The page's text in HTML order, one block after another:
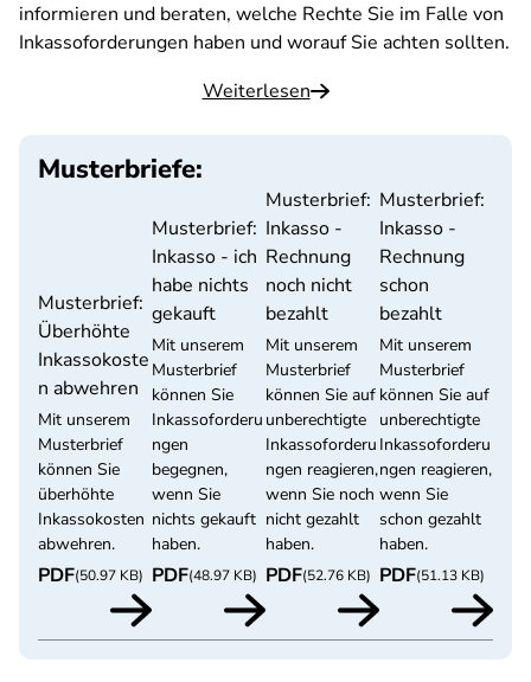
informieren und beraten, welche Rechte Sie im Falle von
Inkassoforderungen haben und worauf Sie achten sollten.
Weiterlesen
Musterbriefe:
Musterbrief:
Überhöhte
Inkassokoste
n abwehren
Mit unserem
Musterbrief
können Sie
überhöhte
Inkassokosten
abwehren.
PDF(50.97 KB)
Musterbrief:
Inkasso - ich
habe nichts
gekauft
Mit unserem
Musterbrief
können Sie
Inkassoforderu
ngen
begegnen,
wenn Sie
nichts gekauft
haben.
PDF(48.97 KB)
Musterbrief:
Inkasso -
Rechnung
noch nicht
bezahlt
Mit unserem
Musterbrief
können Sie auf
unberechtigte
Inkassoforderu
ngen reagieren,
wenn Sie noch
nicht gezahlt
haben.
PDF(52.76 KB)
Musterbrief:
Inkasso -
Rechnung
schon
bezahlt
Mit unserem
Musterbrief
können Sie auf
unberechtigte
Inkassoforderu
ngen reagieren,
wenn Sie
schon gezahlt
haben.
PDF(51.13 KB)